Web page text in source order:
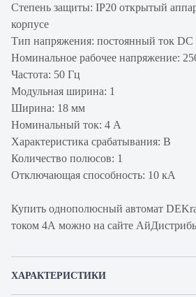
Степень защиты: IP20 открытый
корпусе
Тип напряжения: постоянный ток DC
Номинальное рабочее напряжение:
Частота: 50 Гц
Модульная ширина: 1
Ширина: 18 мм
Номинальный ток: 4 А
Характеристика срабатывания: B
Количество полюсов: 1
Отключающая способность: 10 кА
Купить однополюсный автомат
током 4А можно на сайте
ХАРАКТЕРИСТИКИ